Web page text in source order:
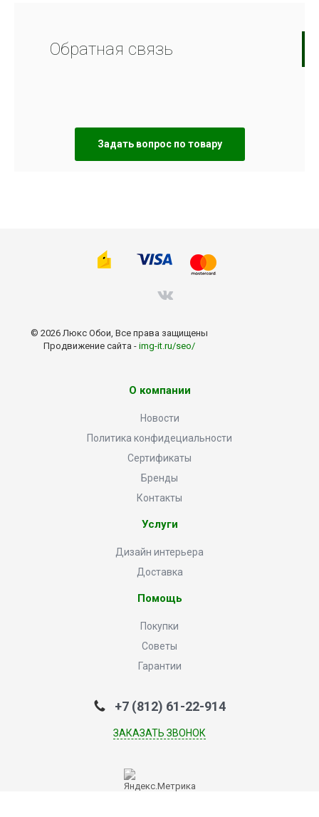
Обратная связь
Задать вопрос по товару
© 2026 Люкс Обои, Все права защищены
Продвижение сайта - img-it.ru/seo/
О компании
Новости
Политика конфидециальности
Сертификаты
Бренды
Контакты
Услуги
Дизайн интерьера
Доставка
Помощь
Покупки
Советы
Гарантии
+7 (812) 61-22-914
ЗАКАЗАТЬ ЗВОНОК